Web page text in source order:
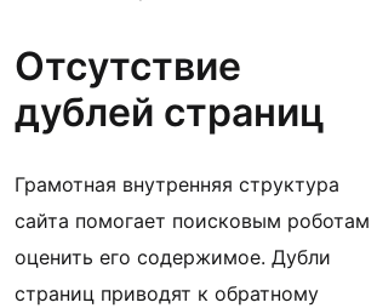
Отсутствие
дублей страниц
Грамотная внутренняя структура
сайта помогает поисковым роботам
оценить его содержимое. Дубли
страниц приводят к обратному